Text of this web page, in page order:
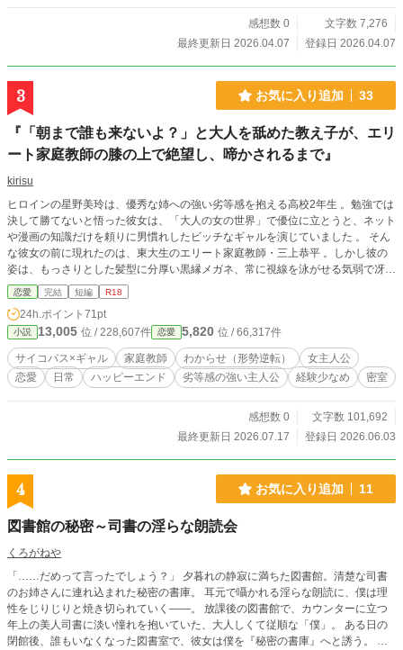
感想数 0
文字数 7,276
最終更新日 2026.04.07
登録日 2026.04.07
3 お気に入り追加 33
『「朝まで誰も来ないよ？」と大人を舐めた教え子が、エリ
ート家庭教師の膝の上で絶望し、啼かされるまで』
kirisu
ヒロインの星野美玲は、優秀な姉への強い劣等感を抱える高校2年生 。勉強では
決して勝てないと悟った彼女は、「大人の女の世界」で優位に立とうと、ネット
や漫画の知識だけを頼りに男慣れしたビッチなギャルを演じていました 。 そん
な彼女の前に現れたのは、東大生のエリート家庭教師・三上恭平 。しかし彼の
姿は、もっさりとした髪型に分厚い黒縁メガネ、常に視線を泳がせる気弱で冴え
ない「非モテのガリ勉」そのものでした 。 「こんな男、チョロすぎる」——美
玲は強烈な優越感に浸り、勉強をサボるために彼をからかい、女の武器で誘惑し
て主導権を握ったつもりでいました 。 しかし、美玲は知らなかったのです。気
弱な青年の仮面の下に、美玲の嘘をすべて見抜き、いつ狩ろうかと観察している
底知れぬドSな捕食者の素顔が隠されていることを 。 親が不在の夜、密室とな
った勉強部屋で、美玲が越えてはいけない一線を越えた挑発をしてしまった瞬
間。ガチャリと鍵が閉まる音と共に、恭平の空気が一変します 。 圧倒的な大人
いうメッキが剥がれ落ちたとき、待ち受けているのは容赦のない「お仕置き」
と、逃げ場のない甘い快楽でした…… 。 滑稽な虚勢からの自爆、極限の羞恥に
庭教師と出来の悪い教え子が織りなす、背徳的でエロティックな密室の心理戦が
開幕します。
恋愛 完結 短編 R18
24h.ポイント 71pt
小説 13,005 位 / 228,607件 恋愛 5,820 位 / 66,317件
サイコパス×ギャル 家庭教師 わからせ（形勢逆転）
女主人公
恋愛
日常 ハッピーエンド 劣等感の強い主人公 経験少なめ 密室
感想数 0
文字数 101,692
最終更新日 2026.07.17
登録日 2026.06.03
4 お気に入り追加 11
図書館の秘密～司書の淫らな朗読会
くろがねや
​「……だめって言ったでしょう？」 夕暮れの静寂に満ちた図書館。清楚な司書
のお姉さんに連れ込まれた秘密の書庫。 耳元で囁かれる淫らな朗読に、僕は理
性をじりじりと焼き切られていく――。 ​放課後の図書館で、カウンターに立つ
年上の美人司書に淡い憧れを抱いていた、大人しくて従順な「僕」。 ある日の
閉館後、誰もいなくなった図書室で、彼女は僕を『秘密の書庫』へと誘う。 ​読